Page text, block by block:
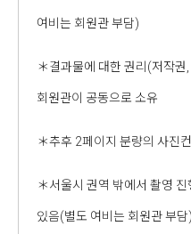
여비는 회원관 부담)
＊결과물에 대한 권리(저작권
회원관이 공동으로 소유
＊추후 2페이지 분량의 사진
＊서울시 권역 밖에서 촬영
있음(별도 여비는 회원관 부담)